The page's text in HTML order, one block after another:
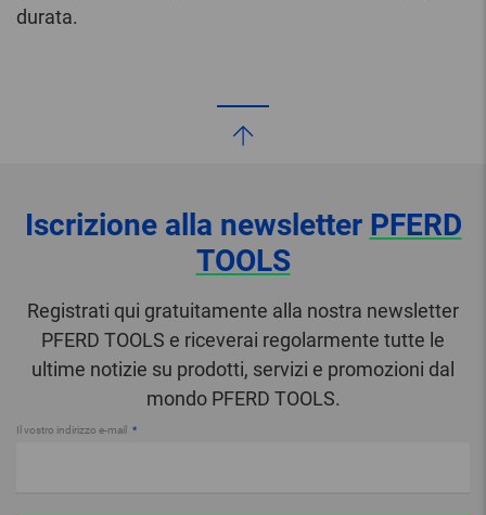
durata.
Iscrizione alla newsletter PFERD
TOOLS
Registrati qui gratuitamente alla nostra newsletter
PFERD TOOLS e riceverai regolarmente tutte le
ultime notizie su prodotti, servizi e promozioni dal
mondo PFERD TOOLS.
Il vostro indirizzo e-mail